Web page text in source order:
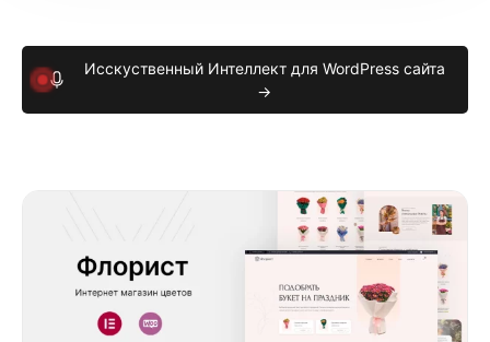
Исскуственный Интеллект для WordPress сайта
→